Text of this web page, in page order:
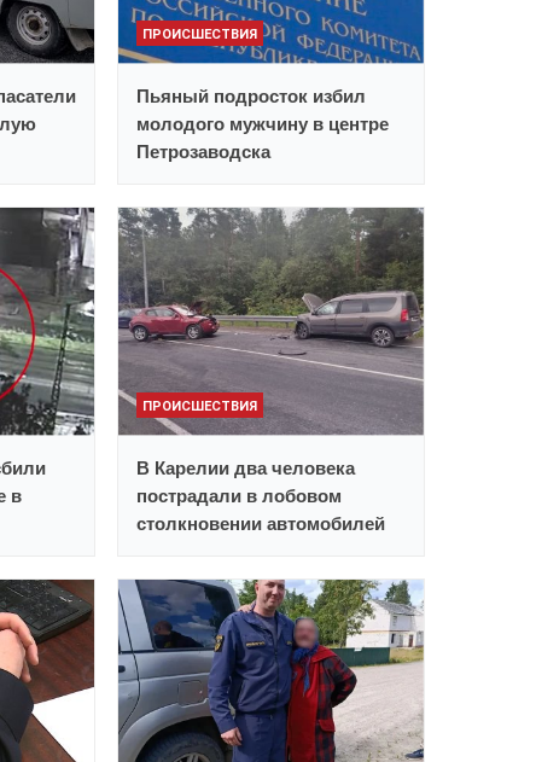
ПРОИСШЕСТВИЯ
Пьяный подросток избил
молодого мужчину в центре
Петрозаводска
в
ПРОИСШЕСТВИЯ
В Карелии два человека
пострадали в лобовом
столкновении автомобилей